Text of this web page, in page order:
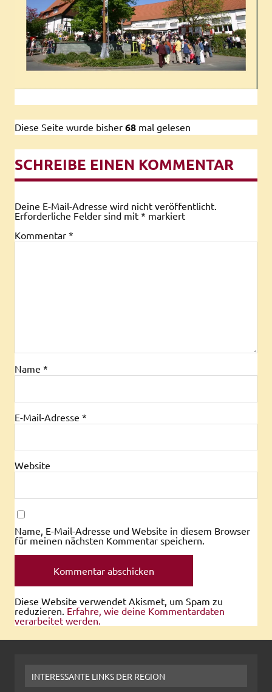
Diese Seite wurde bisher 68 mal gelesen
SCHREIBE EINEN KOMMENTAR
Deine E-Mail-Adresse wird nicht veröffentlicht.
Erforderliche Felder sind mit * markiert
Kommentar *
Name *
E-Mail-Adresse *
Website
Name, E-Mail-Adresse und Website in diesem Browser
für meinen nächsten Kommentar speichern.
Diese Website verwendet Akismet, um Spam zu
reduzieren. Erfahre, wie deine Kommentardaten
verarbeitet werden.
INTERESSANTE LINKS DER REGION